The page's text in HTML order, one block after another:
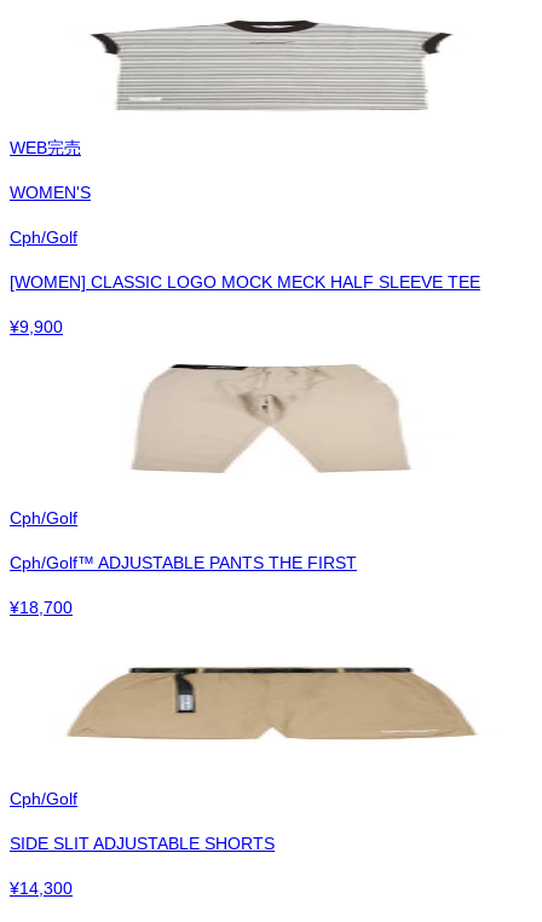
WEB完売
WOMEN'S
Cph/Golf
[WOMEN] CLASSIC LOGO MOCK MECK HALF SLEEVE TEE
¥9,900
Cph/Golf
Cph/Golf™︎ ADJUSTABLE PANTS THE FIRST
¥18,700
Cph/Golf
SIDE SLIT ADJUSTABLE SHORTS
¥14,300